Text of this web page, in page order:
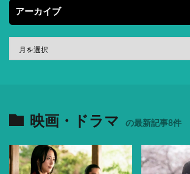
アーカイブ
映画・ドラマ の最新記事8件